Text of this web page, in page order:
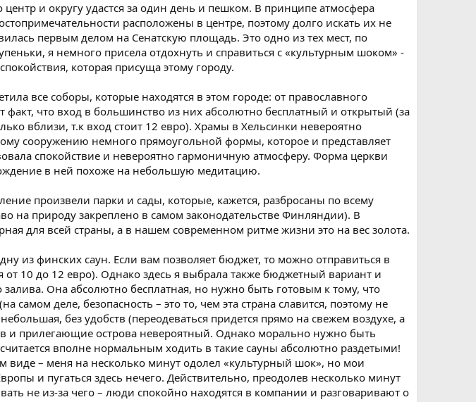
и округу удастся за один день и пешком. В принципе атмосфера
расположены в центре, поэтому долго искать их не
первым делом на Сенатскую площадь. Это одно из тех мест, по
я немного присела отдохнуть и справиться с «культурным шоком» -
которая присуща этому городу.
все соборы, которые находятся в этом городе: от православного
что вход в большинство из них абсолютно бесплатный и открытый (за
вблизи, т.к вход стоит 12 евро). Храмы в Хельсинки невероятно
сооружению немного прямоугольной формы, которое и представляет
спокойствие и невероятно гармоничную атмосферу. Форма церкви
в ней похоже на небольшую медитацию.
произвели парки и сады, которые, кажется, разбросаны по всему
на природу закреплено в самом законодательстве Финляндии). В
для всей страны, а в нашем современном ритме жизни это на вес золота.
из финских саун. Если вам позволяет бюджет, то можно отправиться в
от 10 до 12 евро). Однако здесь я выбрала также бюджетный вариант и
Она абсолютно бесплатная, но нужно быть готовым к тому, что
деле, безопасность – это то, чем эта страна славится, поэтому не
без удобств (переодеваться придется прямо на свежем воздухе, а
и прилегающие острова невероятный. Однако морально нужно быть
вполне нормальным ходить в такие сауны абсолютно раздетыми!
виде – меня на несколько минут одолел «культурный шок», но мои
и пугаться здесь нечего. Действительно, преодолев несколько минут
не из-за чего – люди спокойно находятся в компании и разговаривают о